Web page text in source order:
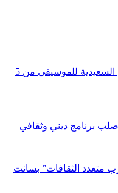
تنظيم الدورة الأولى من مهرجان السعيدية للموسيقى من 5
صلب برنامج ديني وثقافي
متعدد الثقافات” بسانت